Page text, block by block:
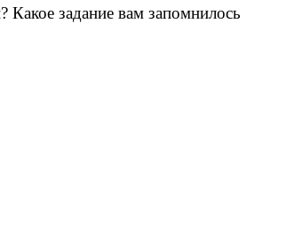
Какое задание вам запомнилось